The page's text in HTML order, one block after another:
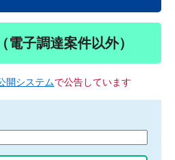
電子調達案件以外）
開システムで公告しています